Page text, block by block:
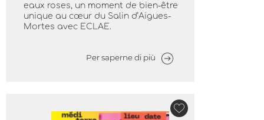
eaux roses, un moment de bien-être
unique au cœur du Salin d’Aigues-
Mortes avec ECLAE.
Per saperne di più